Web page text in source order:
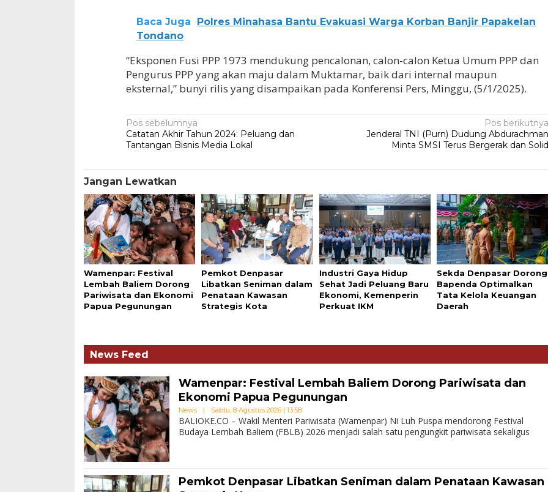
Baca Juga
Polres Minahasa Bantu Evakuasi Warga Korban Banjir Papakelan
Tondano
“Eksponen Fusi PPP 1973 mendukung pencalonan, calon-calon Ketua Umum PPP dan
Pengurus PPP yang akan maju dalam Muktamar, baik dari internal maupun
eksternal,” bunyi rilis yang disampaikan pada Konferensi Pers, Minggu, (5/1/2025).
Navigasi
pos
Pos sebelumnya
Catatan Akhir Tahun 2024: Peluang dan
Tantangan Bisnis Media Lokal
Pos berikutnya
Jenderal TNI (Purn) Dudung Abdurachman
Minta SMSI Terus Bergerak dan Solid
Jangan Lewatkan
Wamenpar: Festival
Lembah Baliem Dorong
Pariwisata dan Ekonomi
Papua Pegunungan
Pemkot Denpasar
Libatkan Seniman dalam
Penataan Kawasan
Strategis Kota
Industri Gaya Hidup
Sehat Jadi Peluang Baru
Ekonomi, Kemenperin
Perkuat IKM
Sekda Denpasar Dorong
Bapenda Optimalkan
Tata Kelola Keuangan
Daerah
News Feed
Wamenpar: Festival Lembah Baliem Dorong Pariwisata dan
Ekonomi Papua Pegunungan
News | Sabtu, 8 Agustus 2026 | 13:58
BALIOKE.CO – Wakil Menteri Pariwisata (Wamenpar) Ni Luh Puspa mendorong Festival
Budaya Lembah Baliem (FBLB) 2026 menjadi salah satu pengungkit pariwisata sekaligus
Pemkot Denpasar Libatkan Seniman dalam Penataan Kawasan